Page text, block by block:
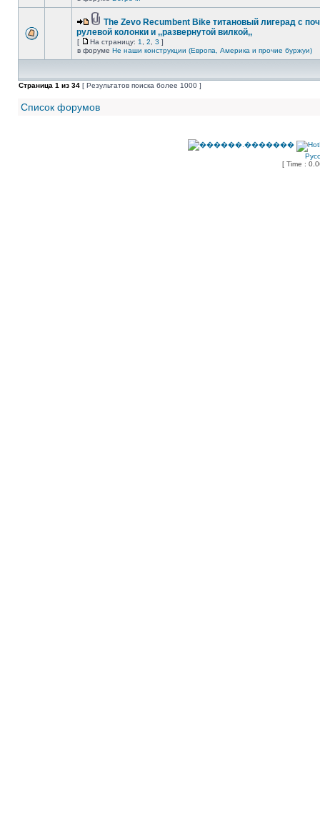
The Zevo Recumbent Bike титановый лигерад с
рулевой колонки и ,,развернутой вилкой,,
[ На страницу: 1 2 3 ]
в форуме Не наши конструкции (Европа, Америка и прочие буржуи)
Страница 1 из 34 [ Результатов поиска более 1000 ]
Список форумов
[ Time :